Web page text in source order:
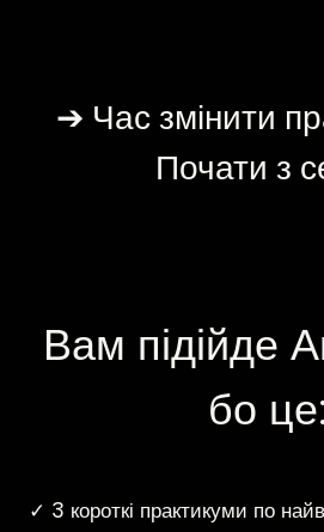
➔ Час змінити
Почати з
Вам підійде
бо це:
✓ 3 короткі практикуми по